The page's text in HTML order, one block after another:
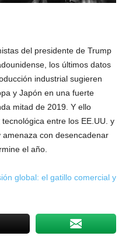
del presidente de Trump
los últimos datos
industrial sugieren
y Japón en una fuerte
mitad de 2019. Y ello
entre los EE.UU. y
con desencadenar
el año.
global: el gatillo comercial y